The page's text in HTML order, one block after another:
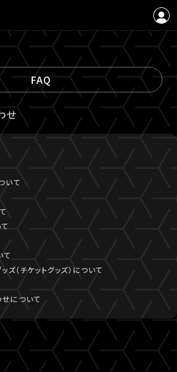
FAQ
せ
いて
て
ズ（チケットグッズ）について
せについて